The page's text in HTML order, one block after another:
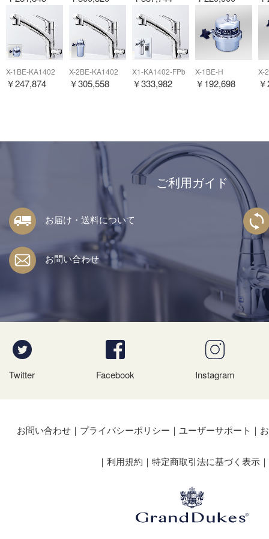
X-1BE-KA1402
￥247,874
X-2BE-KA1402
￥305,558
X1-KA1402-FPb
￥333,982
X-1BE-H
￥192,698
X-
￥
ご利用ガイド
お届け・送料について
お問い合わせ
Twitter Facebook Instagram
お問い合わせ プライバシーポリシー ユーザーサポート
利用規約 特定商取引法に基づく表示